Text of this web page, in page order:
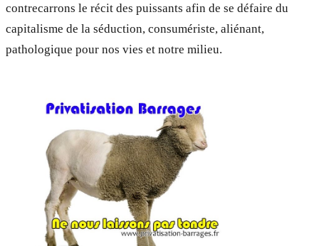
contrecarrons le récit des puissants afin de se défaire du
capitalisme de la séduction, consumériste, aliénant,
pathologique pour nos vies et notre milieu.